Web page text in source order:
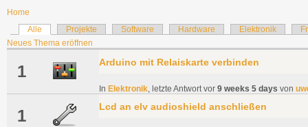
Home
Alle
Projekte Software Hardware Elektronik
Neues Thema eröffnen
1 Arduino mit Relaiskarte verbinden
In Elektronik, letzte Antwort vor 9 weeks 5 days von
1 Lcd an elv audioshield anschließen